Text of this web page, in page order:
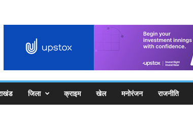
जिला क्राइम खेल मनोरंजन राजनीति